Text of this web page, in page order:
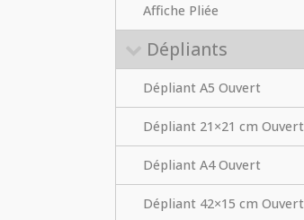
Affiche Pliée
Dépliants
Dépliant A5 Ouvert
Dépliant 21×21 cm Ouvert
Dépliant A4 Ouvert
Dépliant 42×15 cm Ouvert